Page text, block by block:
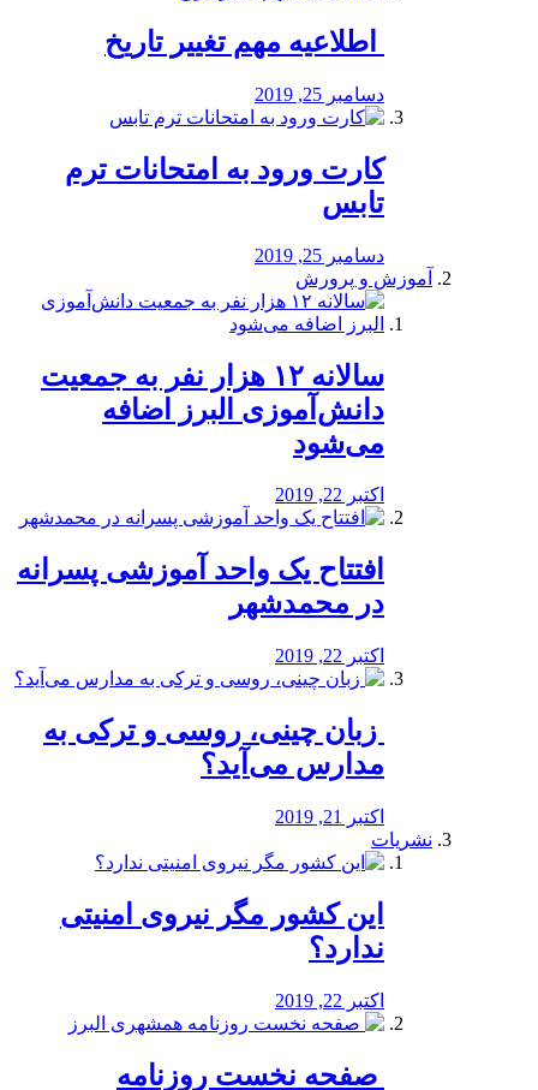
️ اطلاعیه مهم تغییر تاریخ
دسامبر 25, 2019
کارت ورود به امتحانات ترم
تابس
دسامبر 25, 2019
آموزش و پرورش
️سالانه ۱۲ هزار نفر به جمعیت
دانش‌آموزی البرز اضافه
می‌شود
اکتبر 22, 2019
افتتاح یک واحد آموزشی پسرانه
در محمدشهر
اکتبر 22, 2019
️ زبان چینی، روسی و ترکی به
مدارس می‌آید؟
اکتبر 21, 2019
نشریات
این کشور مگر نیروی امنیتی
ندارد؟
اکتبر 22, 2019
️ صفحه نخست روزنامه‌